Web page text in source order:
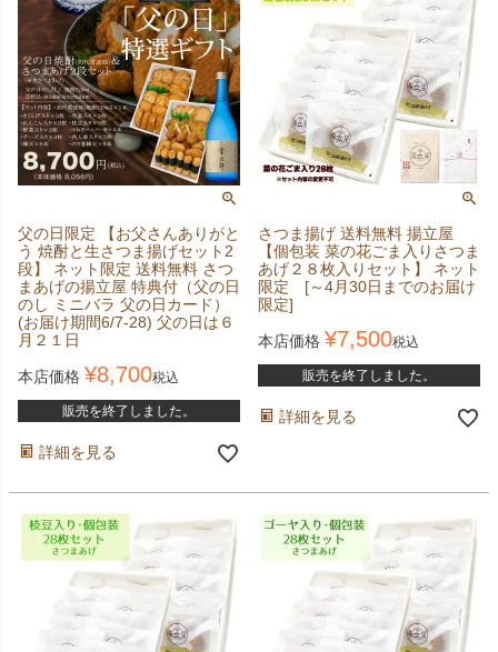
父の日限定 【お父さんありがと
う 焼酎と生さつま揚げセット2
段】 ネット限定 送料無料 さつ
まあげの揚立屋 特典付（父の日
のし ミニバラ 父の日カード）
(お届け期間6/7-28) 父の日は６
月２１日
本店価格 ¥8,700税込
販売を終了しました。
詳細を見る
さつま揚げ 送料無料 揚立屋
【個包装 菜の花ごま入りさつま
あげ２８枚入りセット】 ネット
限定 [～4月30日までのお届け
限定]
本店価格 ¥7,500税込
販売を終了しました。
詳細を見る